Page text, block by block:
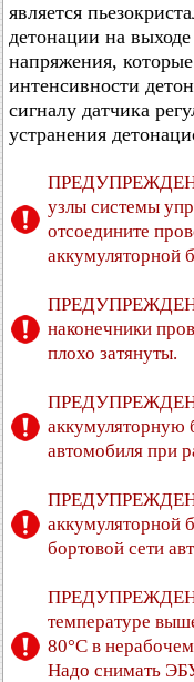
является
детонации на
напряжения,
интенсивности
сигналу датчика
устранения
узлы системы
отсоедините
аккумуляторной
наконечники
плохо затянуты.
аккумуляторную
автомобиля при
аккумуляторной
бортовой сети
температуре
80°C в
Надо снимать